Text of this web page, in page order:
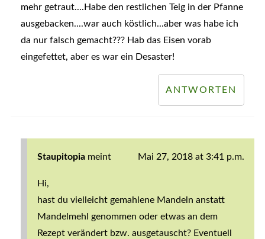
mehr getraut....Habe den restlichen Teig in der Pfanne
ausgebacken....war auch köstlich...aber was habe ich
da nur falsch gemacht??? Hab das Eisen vorab
eingefettet, aber es war ein Desaster!
ANTWORTEN
Staupitopia meint Mai 27, 2018 at 3:41 p.m.
Hi,
hast du vielleicht gemahlene Mandeln anstatt
Mandelmehl genommen oder etwas an dem
Rezept verändert bzw. ausgetauscht? Eventuell